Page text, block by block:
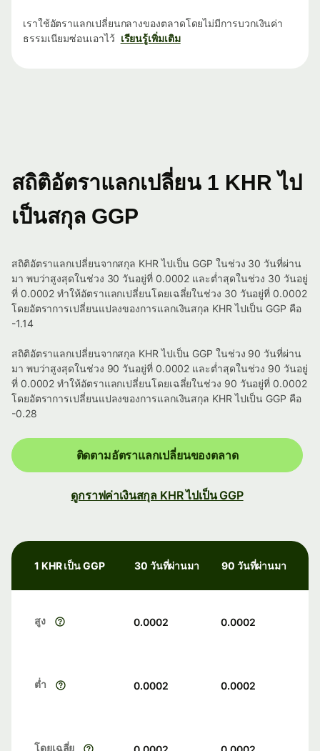
เราใช้อัตราแลกเปลี่ยนกลางของตลาดโดยไม่มีการบวกเงินค่า
ธรรมเนียมซ่อนเอาไว้ เรียนรู้เพิ่มเติม
สถิติอัตราแลกเปลี่ยน 1 KHR ไป
เป็นสกุล GGP
สถิติอัตราแลกเปลี่ยนจากสกุล KHR ไปเป็น GGP ในช่วง 30 วันที่ผ่าน
มา พบว่าสูงสุดในช่วง 30 วันอยู่ที่ 0.0002 และต่ำสุดในช่วง 30 วันอยู่
ที่ 0.0002 ทำให้อัตราแลกเปลี่ยนโดยเฉลี่ยในช่วง 30 วันอยู่ที่ 0.0002
โดยอัตราการเปลี่ยนแปลงของการแลกเงินสกุล KHR ไปเป็น GGP คือ
-1.14
สถิติอัตราแลกเปลี่ยนจากสกุล KHR ไปเป็น GGP ในช่วง 90 วันที่ผ่าน
มา พบว่าสูงสุดในช่วง 90 วันอยู่ที่ 0.0002 และต่ำสุดในช่วง 90 วันอยู่
ที่ 0.0002 ทำให้อัตราแลกเปลี่ยนโดยเฉลี่ยในช่วง 90 วันอยู่ที่ 0.0002
โดยอัตราการเปลี่ยนแปลงของการแลกเงินสกุล KHR ไปเป็น GGP คือ
-0.28
ติดตามอัตราแลกเปลี่ยนของตลาด
ดูกราฟค่าเงินสกุล KHR ไปเป็น GGP
1 KHR เป็น GGP 30 วันที่ผ่านมา 90 วันที่ผ่านมา
สูง 0.0002 0.0002
ต่ำ 0.0002 0.0002
โดยเฉลี่ย